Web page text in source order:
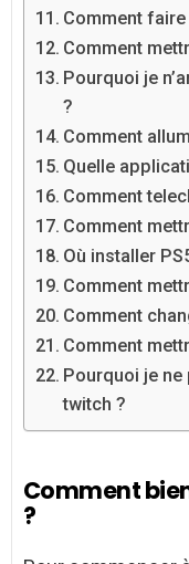
Comment
Comment
Pourquoi je
?
Comment
Quelle
Comment
Comment
Où installer
Comment
Comment
Comment
Pourquoi je ne
twitch ?
Comment
?